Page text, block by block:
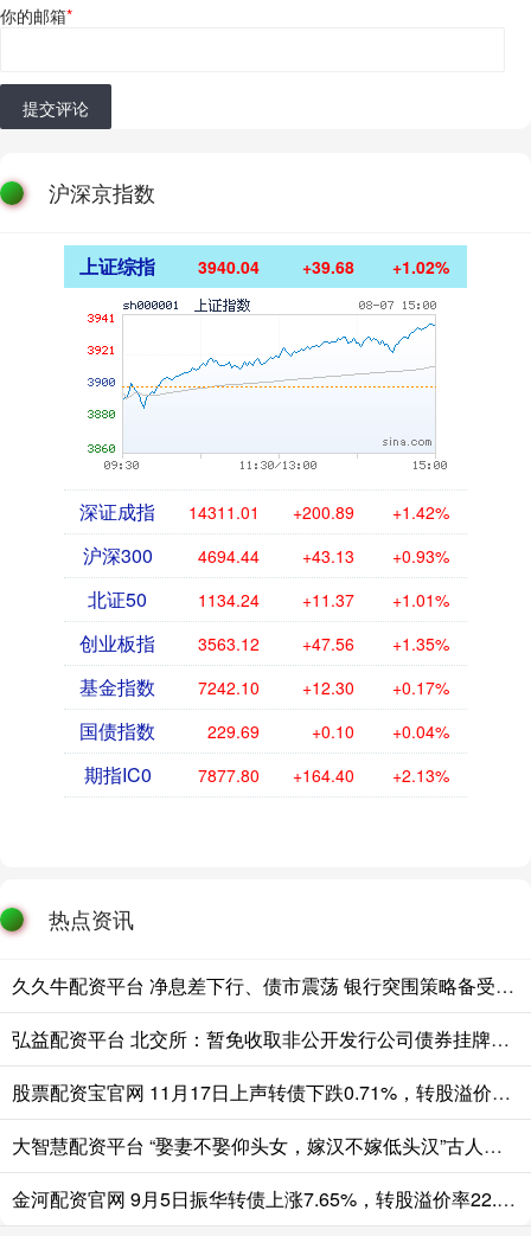
你的邮箱*
提交评论
沪深京指数
上证综指 3940.04 +39.68 +1.02%
深证成指 14311.01 +200.89 +1.42%
沪深300 4694.44 +43.13 +0.93%
北证50 1134.24 +11.37 +1.01%
创业板指 3563.12 +47.56 +1.35%
基金指数 7242.10 +12.30 +0.17%
国债指数 229.69 +0.10 +0.04%
期指IC0 7877.80 +164.40 +2.13%
热点资讯
久久牛配资平台 净息差下行、债市震荡 银行突围策略备受机构关注
弘益配资平台 北交所：暂免收取非公开发行公司债券挂牌初费和挂牌年费
股票配资宝官网 11月17日上声转债下跌0.71%，转股溢价率39.66%
大智慧配资平台 “娶妻不娶仰头女，嫁汉不嫁低头汉”古人的忠告，年轻人值得一看
金河配资官网 9月5日振华转债上涨7.65%，转股溢价率22.04%